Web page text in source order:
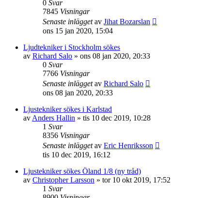
0 Svar
7845 Visningar
Senaste inläggetav Jihat Bozarslan
ons 15 jan 2020, 15:04
Ljudtekniker i Stockholm sökes
av Richard Salo » ons 08 jan 2020, 20:33
0 Svar
7766 Visningar
Senaste inläggetav Richard Salo
ons 08 jan 2020, 20:33
Ljustekniker sökes i Karlstad
av Anders Hallin » tis 10 dec 2019, 10:28
1 Svar
8356 Visningar
Senaste inläggetav Eric Henriksson
tis 10 dec 2019, 16:12
Ljustekniker sökes Öland 1/8 (ny tråd)
av Christopher Larsson » tor 10 okt 2019, 17:52
1 Svar